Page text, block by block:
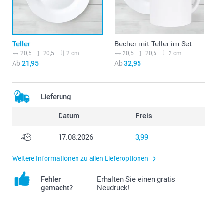
Teller
20,5 20,5 2 cm
Ab 21,95
Becher mit Teller im Set
20,5 20,5 2 cm
Ab 32,95
Lieferung
Datum Preis
17.08.2026 3,99
Weitere Informationen zu allen Lieferoptionen
Fehler
gemacht?
Erhalten Sie einen gratis
Neudruck!